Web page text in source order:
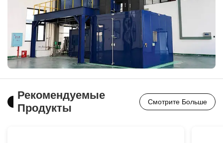
Рекомендуемые
Продукты
Смотрите Больше